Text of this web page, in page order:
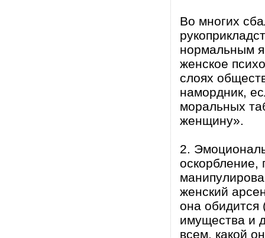
Во многих
нормальным
женское
слоях
намордник,
моральных
женщину».
2.
оскорбление,
женский
она обидится
имущества и
всем, какой